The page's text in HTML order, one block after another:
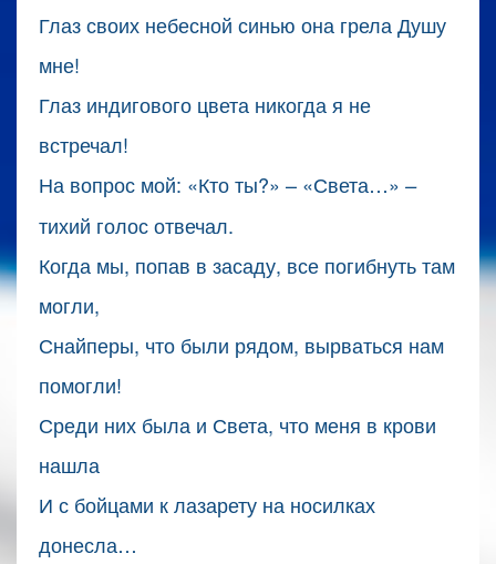
Глаз своих небесной синью она грела Душу
мне!
Глаз индигового цвета никогда я не
встречал!
На вопрос мой: «Кто ты?» – «Света…» –
тихий голос отвечал.
Когда мы, попав в засаду, все погибнуть там
могли,
Снайперы, что были рядом, вырваться нам
помогли!
Среди них была и Света, что меня в крови
нашла
И с бойцами к лазарету на носилках
донесла…